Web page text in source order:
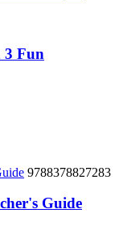
3 Fun
9788378827283
Guide